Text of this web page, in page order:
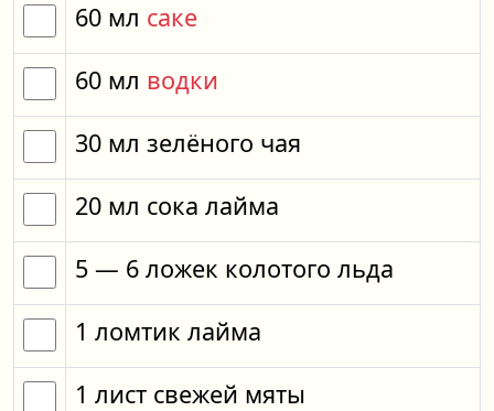
60 мл саке
60 мл водки
30 мл зелёного чая
20 мл сока лайма
5 — 6 ложек колотого льда
1 ломтик лайма
1 лист свежей мяты